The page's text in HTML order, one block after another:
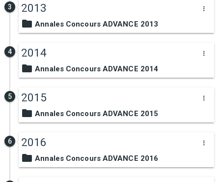
3 2013
Annales Concours ADVANCE 2013
4 2014
Annales Concours ADVANCE 2014
5 2015
Annales Concours ADVANCE 2015
6 2016
Annales Concours ADVANCE 2016